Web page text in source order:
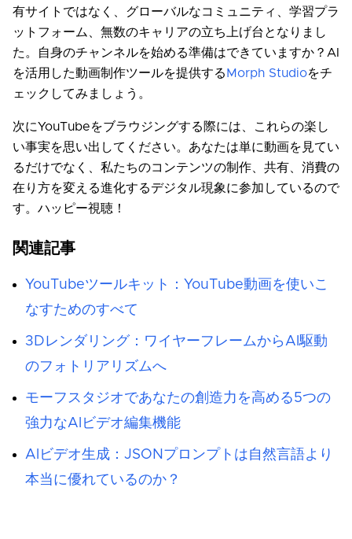
有サイトではなく、グローバルなコミュニティ、学習プラ
ットフォーム、無数のキャリアの立ち上げ台となりまし
た。自身のチャンネルを始める準備はできていますか？AI
を活用した動画制作ツールを提供する Morph Studioをチ
ェックしてみましょう。
次にYouTubeをブラウジングする際には、これらの楽し
い事実を思い出してください。あなたは単に動画を見てい
るだけでなく、私たちのコンテンツの制作、共有、消費の
在り方を変える進化するデジタル現象に参加しているので
す。ハッピー視聴！
関連記事
YouTubeツールキット：YouTube動画を使いこ
なすためのすべて
3Dレンダリング：ワイヤーフレームからAI駆動
のフォトリアリズムへ
モーフスタジオであなたの創造力を高める5つの
強力なAIビデオ編集機能
AIビデオ生成：JSONプロンプトは自然言語より
本当に優れているのか？